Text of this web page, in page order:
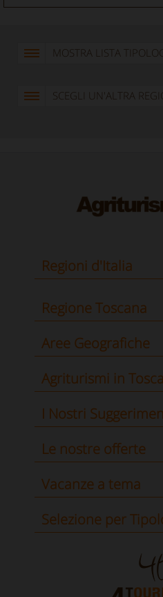
MOSTRA LISTA
SCEGLI UN'ALTRA
Regioni d'Italia
Regione Toscana
Aree Geografiche
Agriturismi in
I Nostri
Le nostre offerte
Vacanze a tema
Selezione per